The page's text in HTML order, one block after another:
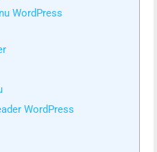
WordPress
WordPress